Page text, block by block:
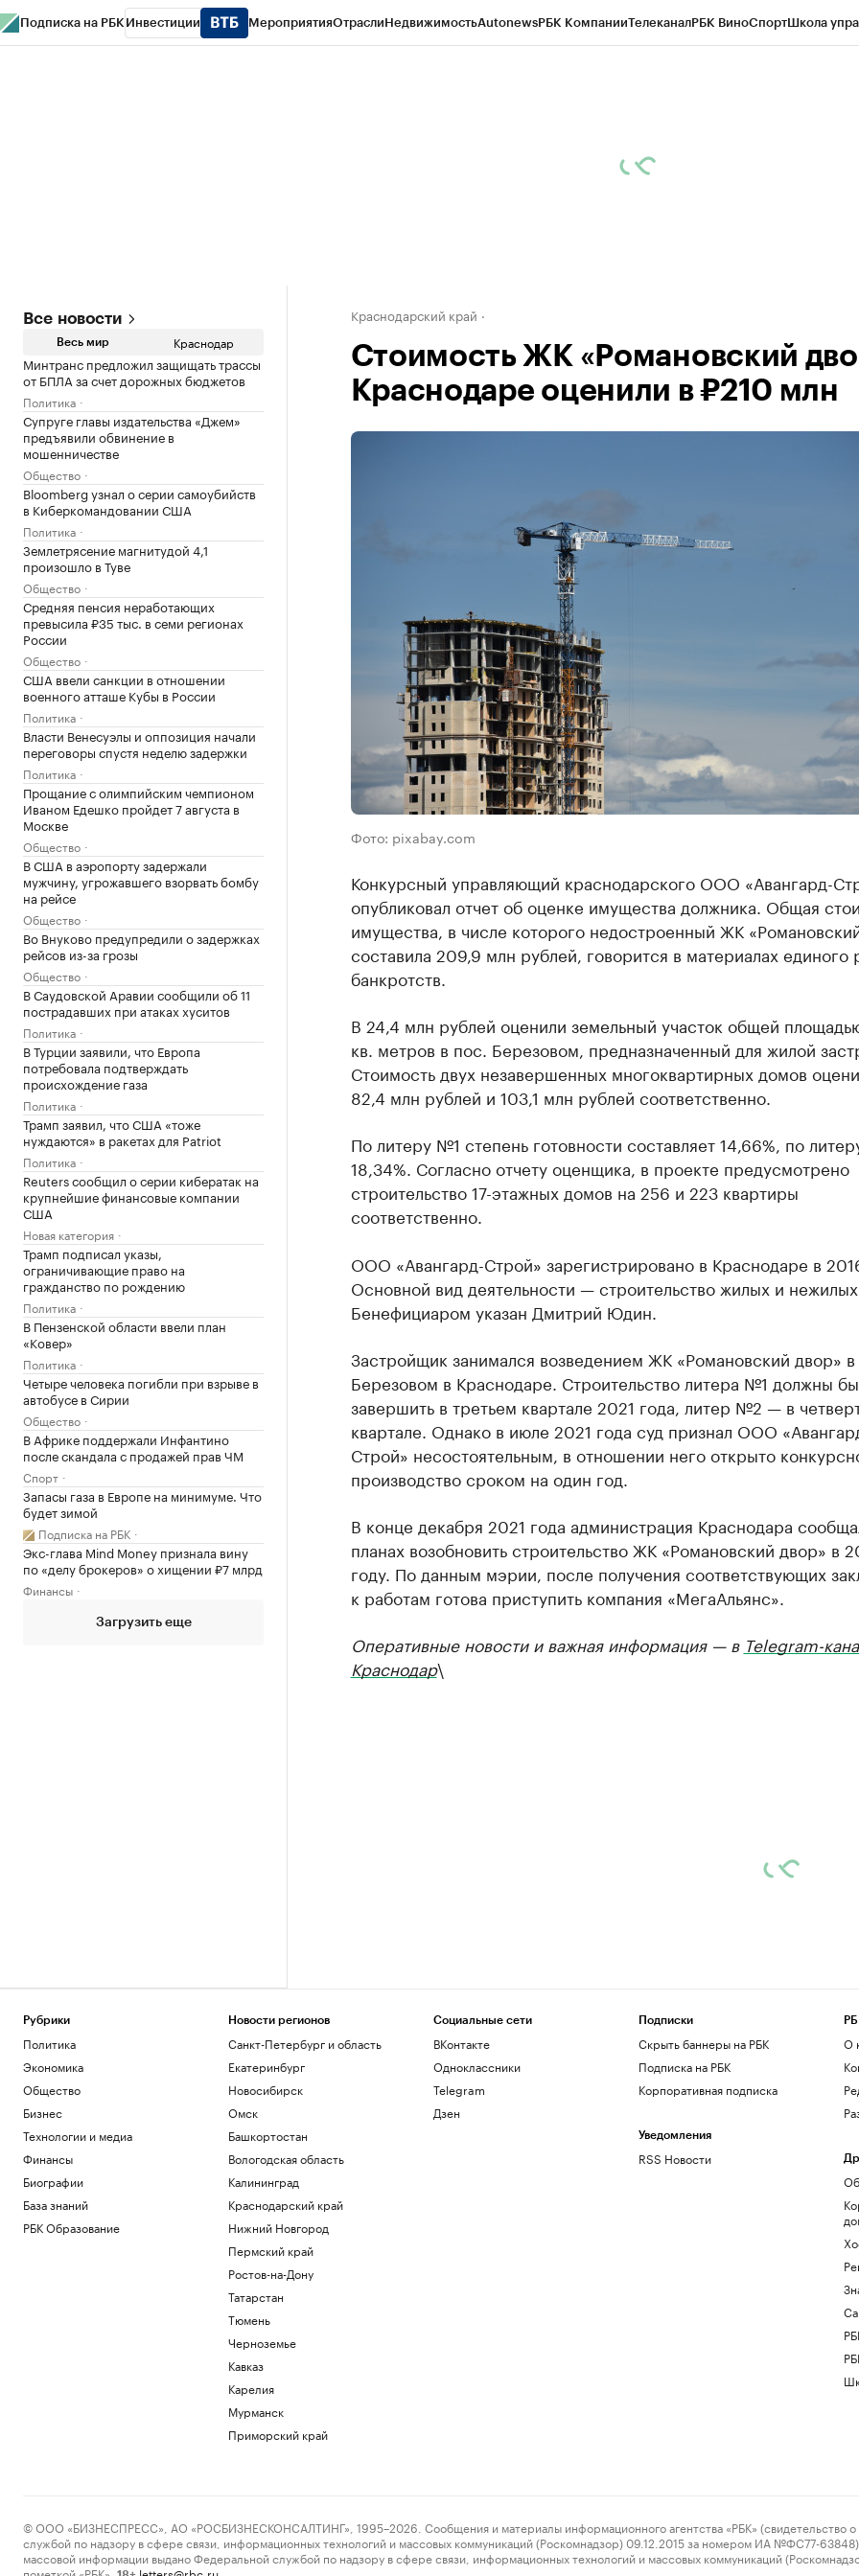
Подписка на РБК Инвестиции МероприятияОтраслиНедвижимостьAutonewsРБК КомпанииТелеканалРБК ВиноСпортШкола
Все новости
Весь мир Краснодар
Минтранс предложил защищать трассы
от БПЛА за счет дорожных бюджетов
Политика
Супруге главы издательства «Джем»
предъявили обвинение в
мошенничестве
Общество
Bloomberg узнал о серии самоубийств
в Киберкомандовании США
Политика
Землетрясение магнитудой 4,1
произошло в Туве
Общество
Средняя пенсия неработающих
превысила ₽35 тыс. в семи регионах
России
Общество
США ввели санкции в отношении
военного атташе Кубы в России
Политика
Власти Венесуэлы и оппозиция начали
переговоры спустя неделю задержки
Политика
Прощание с олимпийским чемпионом
Иваном Едешко пройдет 7 августа в
Москве
Общество
В США в аэропорту задержали
мужчину, угрожавшего взорвать бомбу
на рейсе
Общество
Во Внуково предупредили о задержках
рейсов из-за грозы
Общество
В Саудовской Аравии сообщили об 11
пострадавших при атаках хуситов
Политика
В Турции заявили, что Европа
потребовала подтверждать
происхождение газа
Политика
Трамп заявил, что США «тоже
нуждаются» в ракетах для Patriot
Политика
Reuters сообщил о серии кибератак на
крупнейшие финансовые компании
США
Новая категория
Трамп подписал указы,
ограничивающие право на
гражданство по рождению
Политика
В Пензенской области ввели план
«Ковер»
Политика
Четыре человека погибли при взрыве в
автобусе в Сирии
Общество
В Африке поддержали Инфантино
после скандала с продажей прав ЧМ
Спорт
Запасы газа в Европе на минимуме. Что
будет зимой
Подписка на РБК
Экс-глава Mind Money признала вину
по «делу брокеров» о хищении ₽7 млрд
Финансы
Загрузить еще
Краснодарский край
Стоимость ЖК «Романовский
Краснодаре оценили в ₽210 млн
Фото: pixabay.com
Конкурсный управляющий краснодарского ООО «Авангард-
опубликовал отчет об оценке имущества должника. Общая
имущества, в числе которого недостроенный ЖК
составила 209,9 млн рублей, говорится в материалах единого
банкротств.
В 24,4 млн рублей оценили земельный участок общей
кв. метров в пос. Березовом, предназначенный для жилой
Стоимость двух незавершенных многоквартирных домов
82,4 млн рублей и 103,1 млн рублей соответственно.
По литеру №1 степень готовности составляет 14,66%, по
18,34%. Согласно отчету оценщика, в проекте предусмотрено
строительство 17-этажных домов на 256 и 223 квартиры
соответственно.
ООО «Авангард-Строй» зарегистрировано в Краснодаре в
Основной вид деятельности — строительство жилых и
Бенефициаром указан Дмитрий Юдин.
Застройщик занимался возведением ЖК «Романовский двор»
Березовом в Краснодаре. Строительство литера №1 должны
завершить в третьем квартале 2021 года, литер №2 — в
квартале. Однако в июле 2021 года суд признал ООО
Строй» несостоятельным, в отношении него открыто
производство сроком на один год.
В конце декабря 2021 года администрация Краснодара
планах возобновить строительство ЖК «Романовский двор» в
году. По данным мэрии, после получения соответствующих
к работам готова приступить компания «МегаАльянс».
Оперативные новости и важная информация — в Telegram-
Краснодар\
Рубрики
Политика
Экономика
Общество
Бизнес
Технологии и медиа
Финансы
Биографии
База знаний
РБК Образование
Новости регионов
Санкт-Петербург и область
Екатеринбург
Новосибирск
Омск
Башкортостан
Вологодская область
Калининград
Краснодарский край
Нижний Новгород
Пермский край
Ростов-на-Дону
Татарстан
Тюмень
Черноземье
Кавказ
Карелия
Мурманск
Приморский край
Социальные сети
ВКонтакте
Одноклассники
Telegram
Дзен
Подписки
Скрыть баннеры на РБК
Подписка на РБК
Корпоративная подписка
Уведомления
RSS Новости
О
© ООО «БИЗНЕСПРЕСС», АО «РОСБИЗНЕСКОНСАЛТИНГ», 1995–2026. Сообщения и материалы информационного агентства «РБК» (свидетельство о
службой по надзору в сфере связи, информационных технологий и массовых коммуникаций (Роскомнадзор) 09.12.2015 за номером ИА №ФС77-63848)
массовой информации выдано Федеральной службой по надзору в сфере связи, информационных технологий и массовых коммуникаций